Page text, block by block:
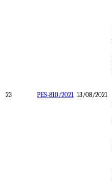
23 PES-810/2021 13/08/2021